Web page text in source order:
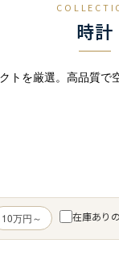
時計
ジョージ・ネ
ハリー・ベル
時計
トを厳選。高品質
10万円～ 在庫あり